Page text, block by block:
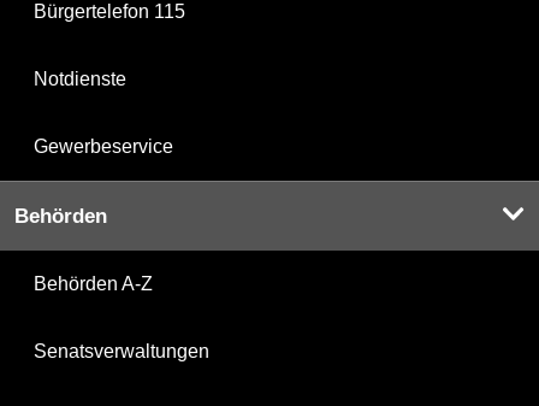
Bürgertelefon 115
Notdienste
Gewerbeservice
Behörden
Behörden A-Z
Senatsverwaltungen